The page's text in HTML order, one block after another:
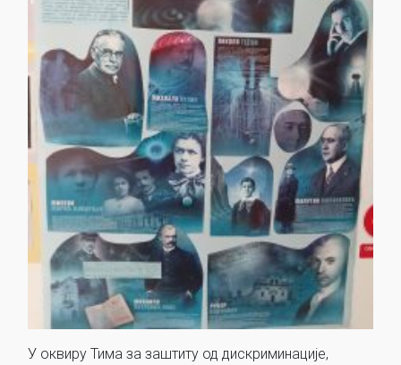
У оквиру Тима за заштиту од дискриминације,